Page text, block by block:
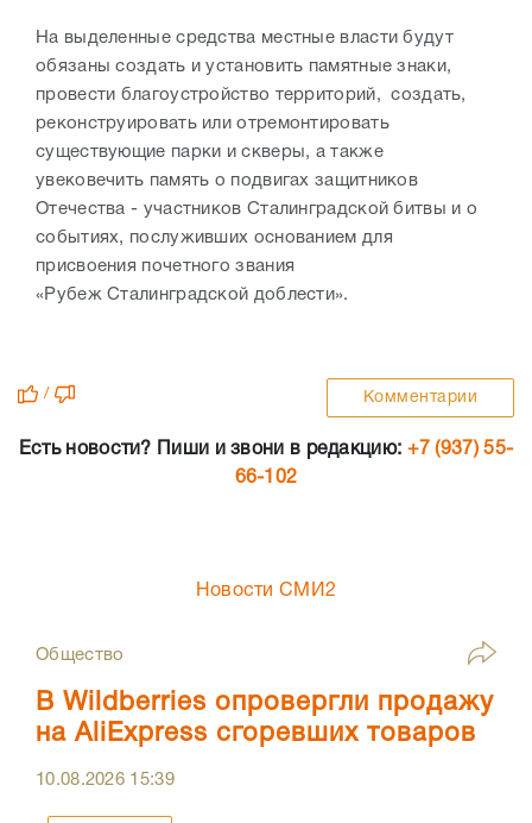
На выделенные средства местные власти будут
обязаны создать и установить памятные знаки,
провести благоустройство территорий, создать,
реконструировать или отремонтировать
существующие парки и скверы, а также
увековечить память о подвигах защитников
Отечества - участников Сталинградской битвы и о
событиях, послуживших основанием для
присвоения почетного звания
«РубежСталинградской доблести».
/ Комментарии
Есть новости? Пиши и звони в редакцию: +7 (937) 55-
66-102
Новости СМИ2
Общество
В Wildberries опровергли продажу
на AliExpress сгоревших товаров
10.08.2026 15:39